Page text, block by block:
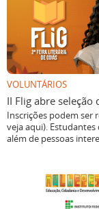
VOLUNTÁRIOS
II Flig abre seleção
Inscrições podem ser
veja aqui).
além de pessoas